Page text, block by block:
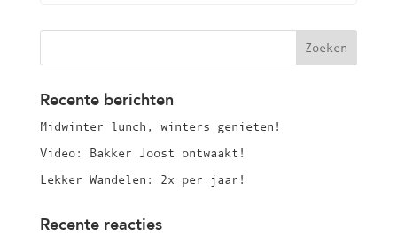
Recente berichten
Midwinter lunch, winters genieten!
Video: Bakker Joost ontwaakt!
Lekker Wandelen: 2x per jaar!
Recente reacties